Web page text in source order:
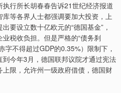
行所长胡春春告诉21世纪经济报道
等各界人士都强调要加大投资，上
要设立数十亿欧元的“德国基金”，
税收负担。但是严格的“债务刹
字不得超过GDP的0.35%）限制下，
今年3月，德国联邦议院才通过宪法
限，允许州一级政府借债，德国财